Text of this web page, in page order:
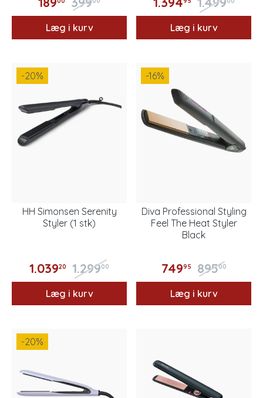
Læg i kurv Læg i kurv
-20%
HH Simonsen Serenity
Styler (1 stk)
1.03920 1.29900
Læg i kurv
-16%
Diva Professional Styling
Feel The Heat Styler
Black
74995 89500
Læg i kurv
-20%